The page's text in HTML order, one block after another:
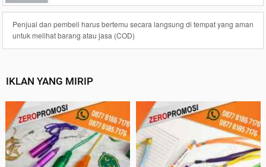
Penjual dan pembeli harus bertemu secara langsung di tempat yang aman
untuk melihat barang atau jasa (COD)
IKLAN YANG MIRIP